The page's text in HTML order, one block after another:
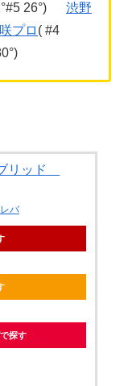
26°) 渋野
プロ ( #4
リッド
バ
探す